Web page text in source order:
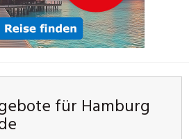
für Hamburg